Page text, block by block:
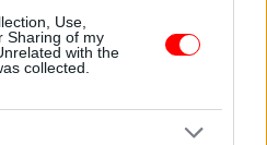
Use,
Sharing of my
with the
collected.
του
των εκτός σχεδίου
και στα
το Δημόσιο δεν μπορεί
δικαιώματα επί εκτός